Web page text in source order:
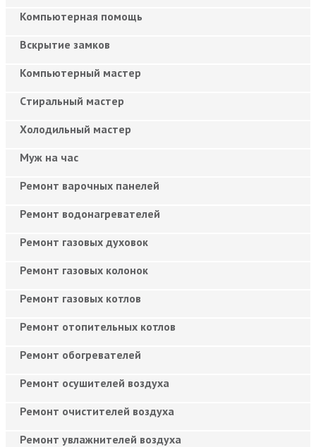
Компьютерная помощь
Вскрытие замков
Компьютерный мастер
Cтиральный мастер
Холодильный мастер
Муж на час
Ремонт варочных панелей
Ремонт водонагревателей
Ремонт газовых духовок
Ремонт газовых колонок
Ремонт газовых котлов
Ремонт отопительных котлов
Ремонт обогревателей
Ремонт осушителей воздуха
Ремонт очистителей воздуха
Ремонт увлажнителей воздуха